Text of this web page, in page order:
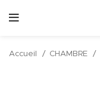
Accueil CHAMBRE